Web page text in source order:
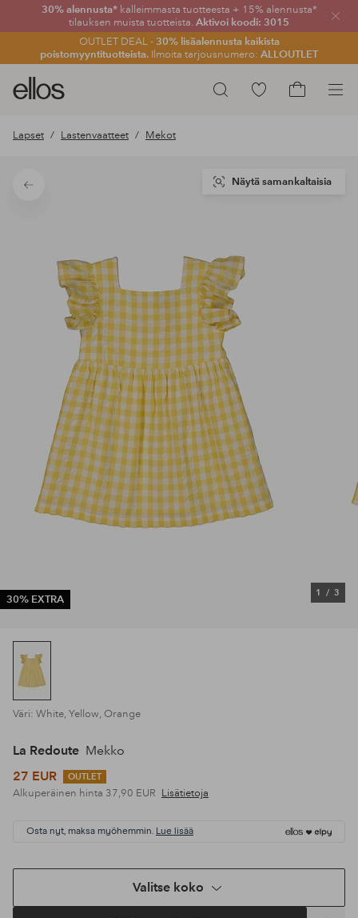
30% alennusta*kalleimmasta tuotteesta + 15% alennusta*
tilauksen muista tuotteista. Aktivoi koodi: 3015
OUTLET DEAL -30% lisäalennusta kaikista
poistomyyntituotteista. Ilmoita tarjousnumero: ALLOUTLET
Sulje
Hae
Ellos-
logo
siirry
Siirry
Lapset Lastenvaatteet Mekot
Takaisin
30% EXTRA
1 / 3
Näytä samankaltaisia
Väri: White, Yellow, Orange
La Redoute Mekko
27 EUR
OUTLET
Alkuperäinen hinta 37,90 EUR Lisätietoja
Osta nyt, maksa myöhemmin. Lue lisää
Valitse koko